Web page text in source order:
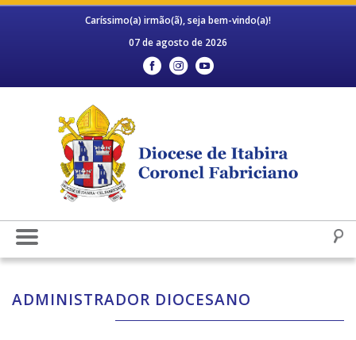
Caríssimo(a) irmão(ã), seja bem-vindo(a)!
07 de agosto de 2026
ADMINISTRADOR DIOCESANO